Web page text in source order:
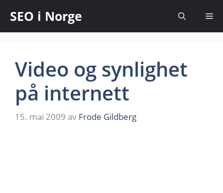
SEO i Norge
Video og synlighet
på internett
15. mai 2009 av Frode Gildberg